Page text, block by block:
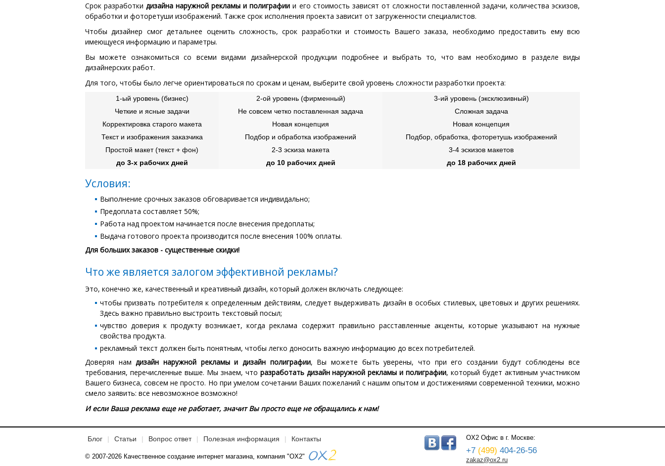
Срок разработкидизайна наружной рекламы и полиграфии и его стоимость зависят от сложности поставленной задачи, количества эскизов,
обработки и фоторетуши изображений. Также срок исполнения проекта зависит от загруженности специалистов.
Чтобы дизайнер смог детальнее оценить сложность, срок разработки и стоимость Вашего заказа, необходимо предоставить ему всю
имеющуеся информацию и параметры.
Вы можете ознакомиться со всеми видами дизайнерской продукции подробнее и выбрать то, что вам необходимо в разделе виды
дизайнерских работ.
Для того, чтобы было легче ориентироваться по срокам и ценам, выберите свой уровень сложности разработки проекта:
1-ый уровень (бизнес) 2-ой уровень (фирменный)
3-ий уровень (эксклюзивный)
Четкие и ясные задачи
Не совсем четко поставленная задача
Сложная задача
Корректировка старого макета
Новая концепция
Новая концепция
Текст и изображения заказчика
Подбор и обработка изображений
Подбор, обработка, фоторетушь изображений
Простой макет (текст + фон)
2-3 эскиза макета
3-4 эскизов макетов
до 3-х рабочих дней
до 10 рабочих дней до 18 рабочих дней
Условия:
Выполнение срочных заказов обговаривается индивидально;
Предоплата составляет 50%;
Работа над проектом начинается после внесения предоплаты;
Выдача готового проекта производится после внесения 100% оплаты.
Для больших заказов - существенные скидки!
Что же является залогом эффективной рекламы?
Это, конечно же, качественный и креативный дизайн, который должен включать следующее:
чтобы призвать потребителя к определенным действиям, следует выдерживать дизайн в особых стилевых, цветовых и других решениях.
Здесь важно правильно выстроить текстовый посыл;
чувство доверия к продукту возникает, когда реклама содержит правильно расставленные акценты, которые указывают на нужные
свойства продукта.
рекламный текст должен быть понятным, чтобы легко доносить важную информацию до всех потребителей.
Доверяя намдизайн наружной рекламы и дизайн полиграфии, Вы можете быть уверены, что при его создании будут соблюдены все
требования, перечисленные выше. Мы знаем, что разработать дизайн наружной рекламы и полиграфии, который будет активным участником
Вашего бизнеса, совсем не просто. Но при умелом сочетании Ваших пожеланий с нашим опытом и достижениями современной техники, можно
смело заявить: все невозможное возможно!
И если Ваша реклама еще не работает, значит Вы просто еще не обращались к нам!
Блог Статьи Вопрос ответ Полезная информация Контакты
© 2007-2026 Качественное создание интернет магазина, компания "OX2"
OX2 Офис в г. Москве:
+7 (499) 404-26-56
zakaz@ox2.ru